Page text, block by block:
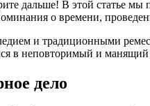
дальше! В этой статье
о времени,
и традиционными
в неповторимый и манящий
дело